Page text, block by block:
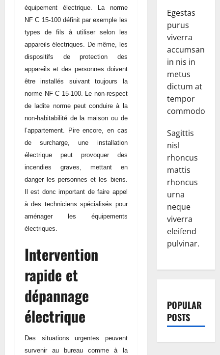
équipement électrique. La norme
NF C 15-100 définit par exemple les
types de fils à utiliser selon les
appareils électriques. De même, les
dispositifs de protection des
appareils et des personnes doivent
être installés suivant toujours la
norme NF C 15-100. Le non-respect
de ladite norme peut conduire à la
non-habitabilité de la maison ou de
l’appartement. Pire encore, en cas
de surcharge, une installation
électrique peut provoquer des
incendies graves, mettant en
danger les personnes et les biens.
Il est donc important de faire appel
à des techniciens spécialisés pour
aménager les équipements
électriques.
Intervention
rapide et
dépannage
électrique
Des situations urgentes peuvent
survenir au bureau comme à la
Egestas
purus
viverra
accumsan
in nis in
metus
dictum at
tempor
commodo.
Sagittis
nisl
rhoncus
mattis
rhoncus
urna
neque
viverra
eleifend
pulvinar.
POPULAR
POSTS